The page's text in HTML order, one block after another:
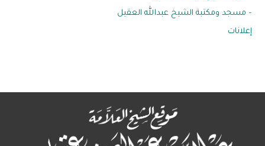
– مسجد ومكتبة الشيخ عبدالله العقيل
إعلانات